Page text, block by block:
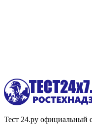
Тест 24.ру официальный